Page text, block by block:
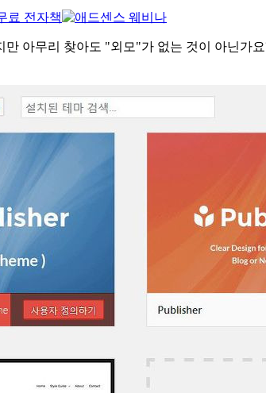
아무리 찾아도 "외모"가 없는 것이 아닌가